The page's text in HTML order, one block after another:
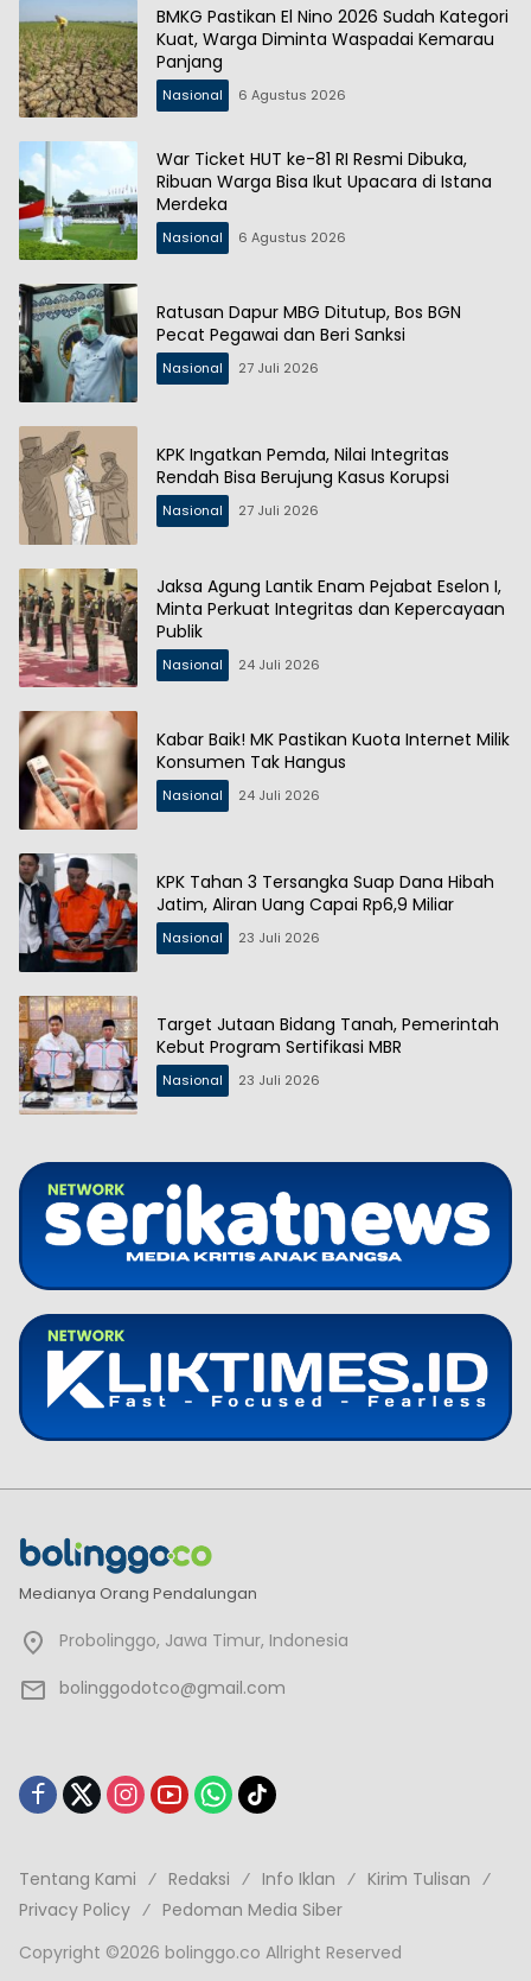
BMKG Pastikan El Nino 2026 Sudah Kategori
Kuat, Warga Diminta Waspadai Kemarau
Panjang
Nasional 6 Agustus 2026
War Ticket HUT ke-81 RI Resmi Dibuka,
Ribuan Warga Bisa Ikut Upacara di Istana
Merdeka
Nasional 6 Agustus 2026
Ratusan Dapur MBG Ditutup, Bos BGN
Pecat Pegawai dan Beri Sanksi
Nasional 27 Juli 2026
KPK Ingatkan Pemda, Nilai Integritas
Rendah Bisa Berujung Kasus Korupsi
Nasional 27 Juli 2026
Jaksa Agung Lantik Enam Pejabat Eselon I,
Minta Perkuat Integritas dan Kepercayaan
Publik
Nasional 24 Juli 2026
Kabar Baik! MK Pastikan Kuota Internet Milik
Konsumen Tak Hangus
Nasional 24 Juli 2026
KPK Tahan 3 Tersangka Suap Dana Hibah
Jatim, Aliran Uang Capai Rp6,9 Miliar
Nasional 23 Juli 2026
Target Jutaan Bidang Tanah, Pemerintah
Kebut Program Sertifikasi MBR
Nasional 23 Juli 2026
Medianya Orang Pendalungan
Probolinggo, Jawa Timur, Indonesia
bolinggodotco@gmail.com
Tentang Kami Redaksi Info Iklan
Kirim Tulisan
Privacy Policy
Pedoman Media Siber
Copyright ©2026 bolinggo.co Allright Reserved